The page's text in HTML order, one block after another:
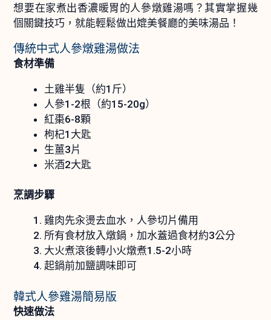
想要在家煮出香濃暖胃的人參燉雞湯嗎？其實掌握幾
個關鍵技巧，就能輕鬆做出媲美餐廳的美味湯品！
傳統中式人參燉雞湯做法
食材準備
土雞半隻（約1斤）
人參1-2根（約15-20g）
紅棗6-8顆
枸杞1大匙
生薑3片
米酒2大匙
烹調步驟
雞肉先汆燙去血水，人參切片備用
所有食材放入燉鍋，加水蓋過食材約3公分
大火煮滾後轉小火燉煮1.5-2小時
起鍋前加鹽調味即可
韓式人參雞湯簡易版
快速做法